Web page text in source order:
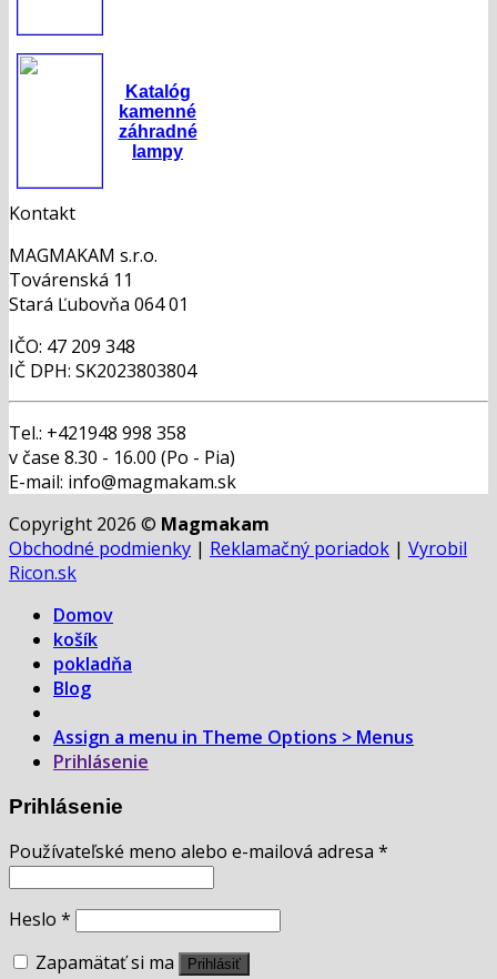
Katalóg
kamenné
záhradné
lampy
Kontakt
MAGMAKAM s.r.o.
Továrenská 11
Stará Ľubovňa 064 01
IČO: 47 209 348
IČ DPH: SK2023803804
Tel.: +421948 998 358
v čase 8.30 - 16.00 (Po - Pia)
E-mail: info@magmakam.sk
Copyright 2026 © Magmakam
Obchodné podmienky | Reklamačný poriadok | Vyrobil
Ricon.sk
Domov
košík
pokladňa
Blog
Assign a menu in Theme Options > Menus
Prihlásenie
Prihlásenie
Používateľské meno alebo e-mailová adresa *
Heslo *
Zapamätať si ma
Prihlásiť